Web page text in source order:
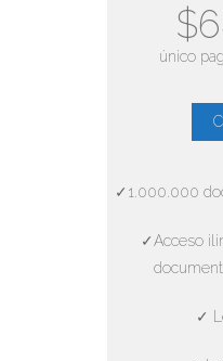
único
✓1.000.000
✓Acceso
✓